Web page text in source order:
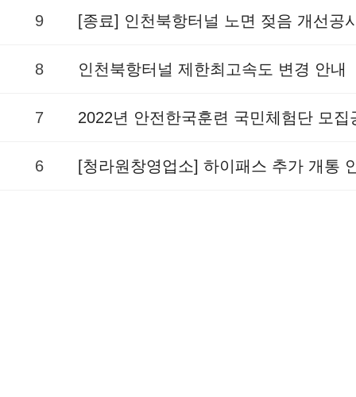
9 [종료] 인천북항터널 노면 젖음 개선공
8 인천북항터널 제한최고속도 변경 안내
7 2022년 안전한국훈련 국민체험단 모집
6 [청라원창영업소] 하이패스 추가 개통